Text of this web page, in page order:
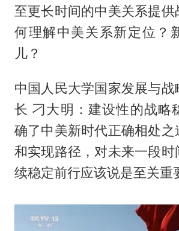
至更长时间的中美关系提供
何理解中美关系新定位？
儿？
中国人民大学国家发展与
长 刁大明：建设性的战略
确了中美新时代正确相处之
和实现路径，对未来一段时
续稳定前行应该说是至关重